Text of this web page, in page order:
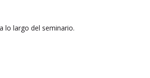
lo largo del seminario.